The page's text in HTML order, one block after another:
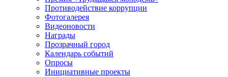
Противодействие коррупции
Фотогалерея
Видеоновости
Награды
Прозрачный город
Календарь событий
Опросы
Инициативные проекты